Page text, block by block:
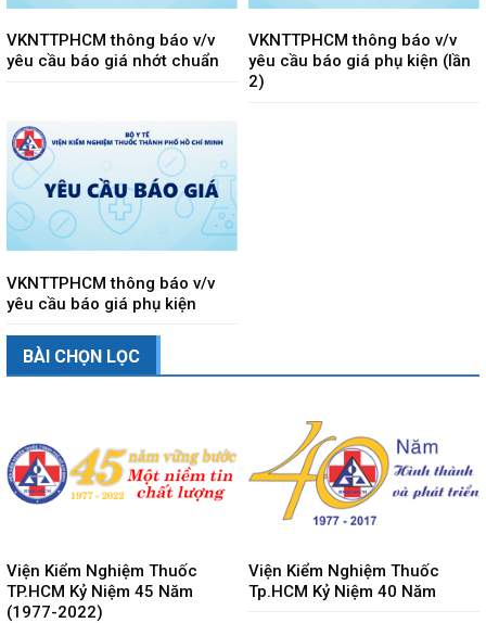
VKNTTPHCM thông báo v/v
yêu cầu báo giá nhớt chuẩn
VKNTTPHCM thông báo v/v
yêu cầu báo giá phụ kiện (lần
2)
VKNTTPHCM thông báo v/v
yêu cầu báo giá phụ kiện
BÀI CHỌN LỌC
Viện Kiểm Nghiệm Thuốc
TP.HCM Kỷ Niệm 45 Năm
(1977-2022)
Viện Kiểm Nghiệm Thuốc
Tp.HCM Kỷ Niệm 40 Năm